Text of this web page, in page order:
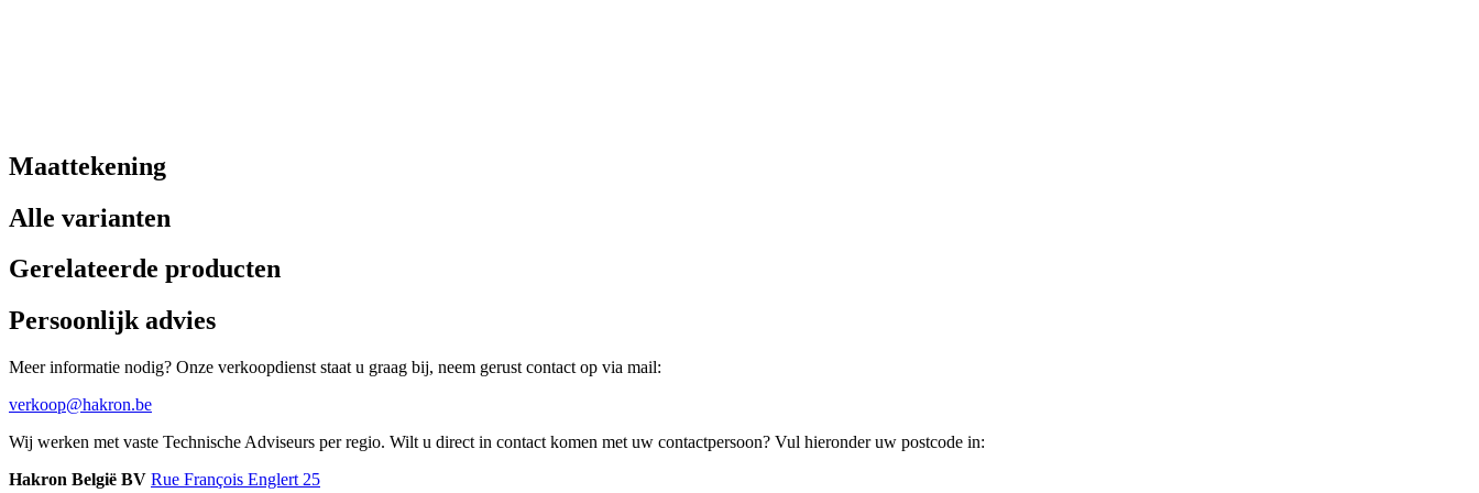
Maattekening
Alle varianten
Gerelateerde producten
Persoonlijk advies
Meer informatie nodig? Onze verkoopdienst staat u graag bij, neem gerust contact op via mail:
verkoop@hakron.be
Wij werken met vaste Technische Adviseurs per regio. Wilt u direct in contact komen met uw contactpersoon? Vul hieronder uw postcode in:
Hakron België BV Rue François Englert 25